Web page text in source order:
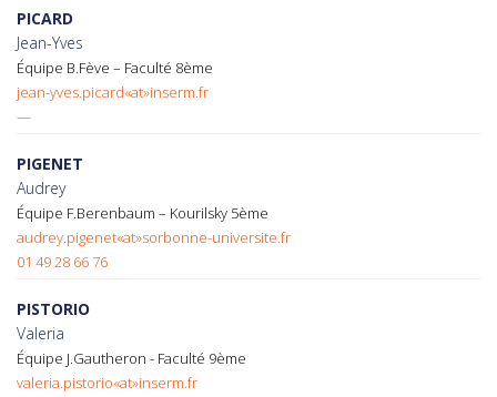
PICARD
Jean-Yves
Équipe B.Fève – Faculté 8ème
jean-yves.picard«at»inserm.fr
—
PIGENET
Audrey
Équipe F.Berenbaum – Kourilsky 5ème
audrey.pigenet«at»sorbonne-universite.fr
01 49 28 66 76
PISTORIO
Valeria
Équipe J.Gautheron - Faculté 9ème
valeria.pistorio«at»inserm.fr